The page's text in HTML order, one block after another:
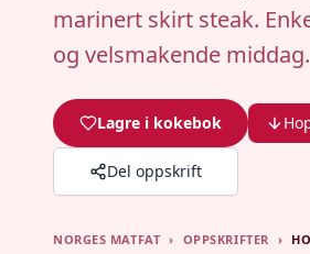
marinert skirt steak.
og velsmakende middag.
Lagre i kokebok
Del oppskrift
NORGES MATFAT › OPPSKRIFTER ›